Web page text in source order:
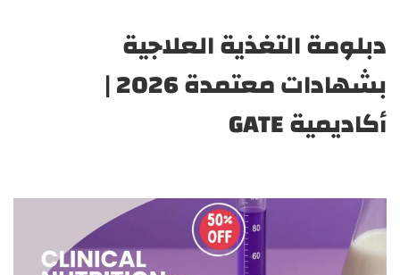
دبلومة التغذية العلاجية
بشهادات معتمدة 2026 |
أكاديمية GATE